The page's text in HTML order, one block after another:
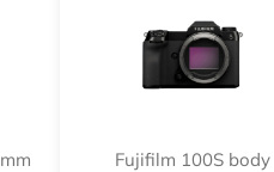
2700 р
Fujifilm 100S body